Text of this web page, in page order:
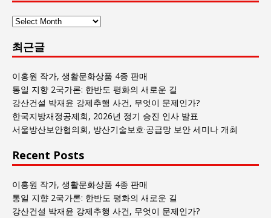
사
과
사
회
글
목
록
최근글
이홍원 작가, 생활문화상품 4종 판매
통일 지향 2국가론: 한반도 평화의 새로운 길
강산건설 박재윤 강제추행 사건, 무엇이 문제인가?
한국지방재정공제회, 2026년 정기 승진 인사 발표
서울방산보안협의회, 방산기술보호·공급망 보안 세미나 개최
Recent Posts
이홍원 작가, 생활문화상품 4종 판매
통일 지향 2국가론: 한반도 평화의 새로운 길
강산건설 박재윤 강제추행 사건, 무엇이 문제인가?